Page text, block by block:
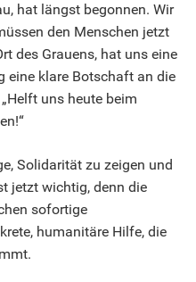
hat längst begonnen. Wir
den Menschen jetzt
des Grauens, hat uns eine
eine klare Botschaft an die
uns heute beim
Solidarität zu zeigen und
jetzt wichtig, denn die
sofortige
humanitäre Hilfe, die